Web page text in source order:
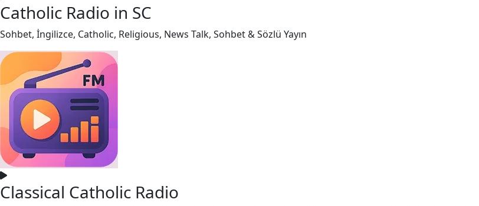
Catholic Radio in SC
Sohbet, İngilizce, Catholic, Religious, News Talk, Sohbet & Sözlü Yayın
Classical Catholic Radio